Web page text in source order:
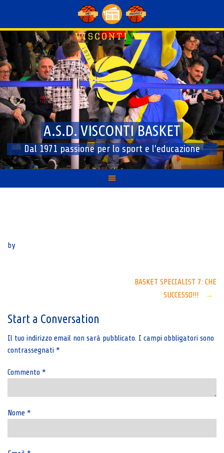
content
A.S.D. VISCONTI BASKET
Dal 1971 passione per lo sport e l'educazione
by
BASKET SPECIALIST 7: CHE
SUCCESSO!!!
→
Start a Conversation
Il tuo indirizzo email non sarà pubblicato. I campi obbligatori sono
contrassegnati *
Commento *
Nome *